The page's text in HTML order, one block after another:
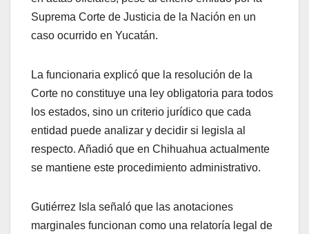
Suprema Corte de Justicia de la Nación en un
caso ocurrido en Yucatán.
La funcionaria explicó que la resolución de la
Corte no constituye una ley obligatoria para todos
los estados, sino un criterio jurídico que cada
entidad puede analizar y decidir si legisla al
respecto. Añadió que en Chihuahua actualmente
se mantiene este procedimiento administrativo.
Gutiérrez Isla señaló que las anotaciones
marginales funcionan como una relatoría legal de